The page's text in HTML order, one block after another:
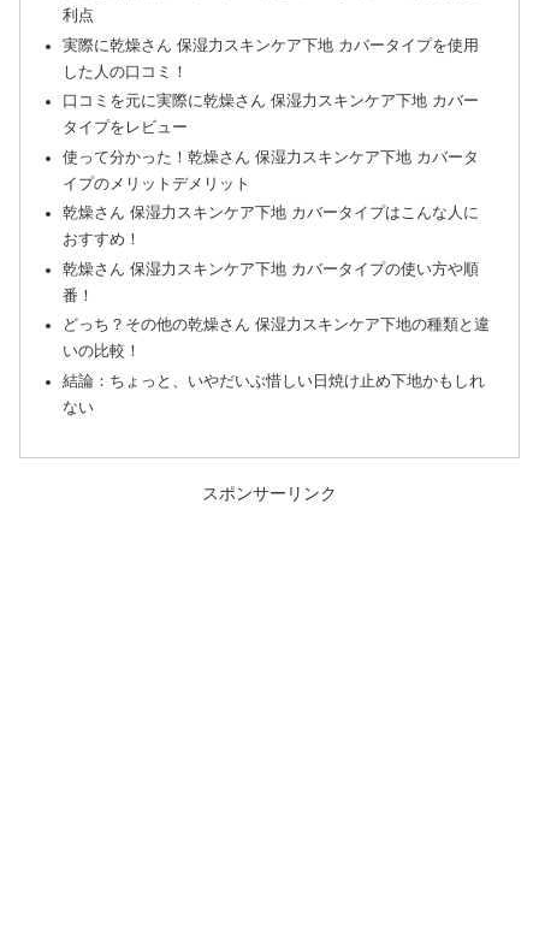
利点
実際に乾燥さん 保湿力スキンケア下地 カバータイプを使用
した人の口コミ！
口コミを元に実際に乾燥さん 保湿力スキンケア下地 カバー
タイプをレビュー
使って分かった！乾燥さん 保湿力スキンケア下地 カバータ
イプのメリットデメリット
乾燥さん 保湿力スキンケア下地 カバータイプはこんな人に
おすすめ！
乾燥さん 保湿力スキンケア下地 カバータイプの使い方や順
番！
どっち？その他の乾燥さん 保湿力スキンケア下地の種類と違
いの比較！
結論：ちょっと、いやだいぶ惜しい日焼け止め下地かもしれ
ない
スポンサーリンク